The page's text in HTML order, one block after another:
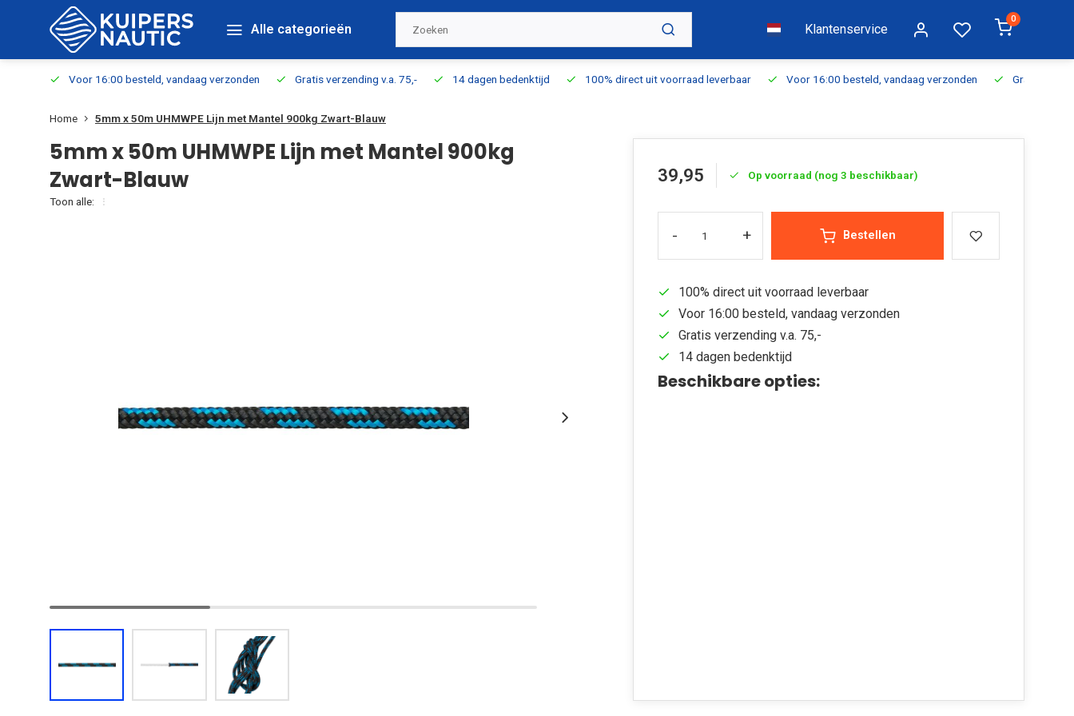
Alle categorieën Klantenservice
0
Voor 16:00 besteld, vandaag verzonden Gratis verzending v.a. 75,- 14 dagen bedenktijd 100% direct uit voorraad leverbaar Voor 16:00 besteld, vandaag verzonden Gratis
Home 5mm x 50m UHMWPE Lijn met Mantel 900kg Zwart-Blauw
5mm x 50m UHMWPE Lijn met Mantel 900kg
Zwart-Blauw
Toon alle:
39,95 Op voorraad (nog 3 beschikbaar)
- + Bestellen
100% direct uit voorraad leverbaar
Voor 16:00 besteld, vandaag verzonden
Gratis verzending v.a. 75,-
14 dagen bedenktijd
Beschikbare opties: